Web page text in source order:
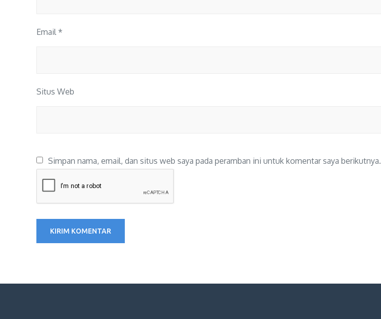
Email *
Situs Web
Simpan nama, email, dan situs web saya pada peramban ini untuk komentar saya berikutnya.